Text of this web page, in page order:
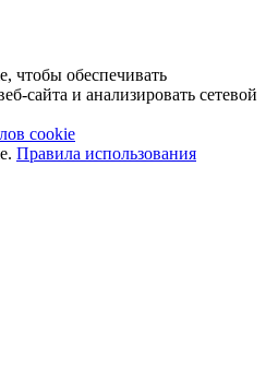
чтобы обеспечивать
сайта и анализировать сетевой
cookie
Правила использования